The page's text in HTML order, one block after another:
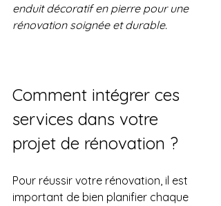
enduit décoratif en pierre pour une
rénovation soignée et durable.
Comment intégrer ces
services dans votre
projet de rénovation ?
Pour réussir votre rénovation, il est
important de bien planifier chaque